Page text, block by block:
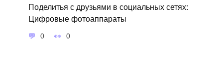
Поделитья с друзьями в социальных сетях:
Цифровые фотоаппараты
0 0